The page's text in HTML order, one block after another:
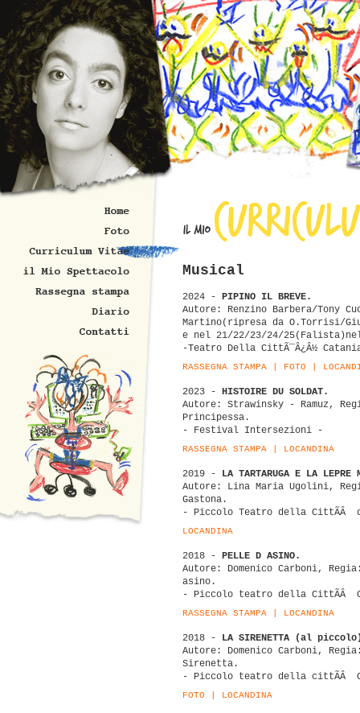
Musical
2024 - PIPINO IL BREVE.
Autore: Renzino Barbera/Tony
Martino(ripresa da O.Torrisi/
e nel 21/22/23/24/
-Teatro Della CittÃ¯Â¿Â½
RASSEGNA STAMPA FOTO
2023 - HISTOIRE DU SOLDAT.
Autore: Strawinsky - Ramuz,
Principessa.
- Festival Intersezioni -
RASSEGNA STAMPA LOCANDINA
2019 - LA TARTARUGA E LA LEPRE
Autore: Lina Maria Ugolini,
Gastona.
- Piccolo Teatro della CittÃÂ
LOCANDINA
2018 - PELLE D ASINO.
Autore: Domenico Carboni,
asino.
- Piccolo teatro della CittÃÂ
RASSEGNA STAMPA LOCANDINA
2018 - LA SIRENETTA (al
Autore: Domenico Carboni,
Sirenetta.
- Piccolo teatro della cittÃÂ
FOTO LOCANDINA